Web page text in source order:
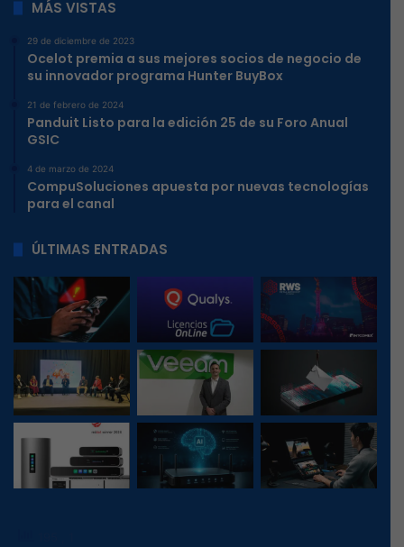
MÁS VISTAS
29 de diciembre de 2023
Ocelot premia a sus mejores socios de negocio de
su innovador programa Hunter BuyBox
21 de febrero de 2024
Panduit Listo para la edición 25 de su Foro Anual
GSIC
4 de marzo de 2024
CompuSoluciones apuesta por nuevas tecnologías
para el canal
ÚLTIMAS ENTRADAS